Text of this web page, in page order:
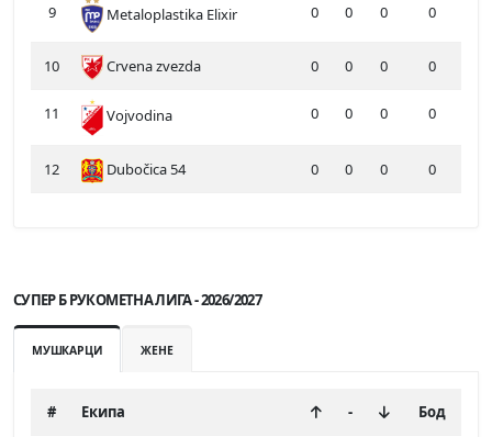
9 Metaloplastika Elixir 0 0 0 0
10 Crvena zvezda 0 0 0 0
11 Vojvodina 0 0 0 0
12 Dubočica 54 0 0 0 0
СУПЕР Б РУКОМЕТНА ЛИГА - 2026/2027
МУШКАРЦИ ЖЕНЕ
# Екипа - Бод